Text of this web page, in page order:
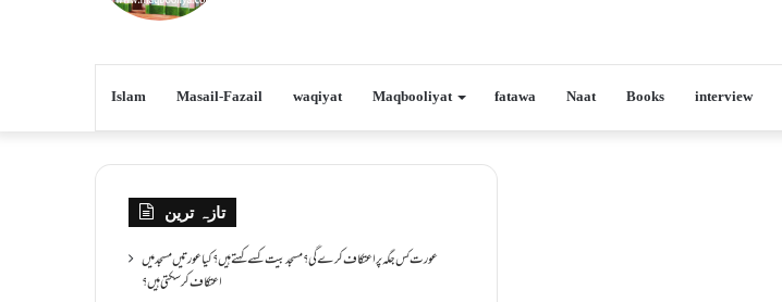
Islam Masail-Fazail waqiyat Maqbooliyat fatawa Naat Books interview
تازہ ترین
عورت کس جگہ پر اعتکاف کرے گی؟مسجد بیت کسے کہتے ہیں؟کیا عورتیں مسجد میں
اعتکاف کر سکتی ہیں؟